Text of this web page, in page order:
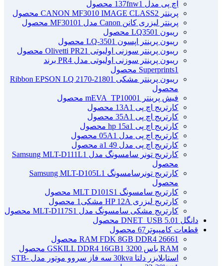
اچ پی مدل 137fnw 1 محصول
پرینتر CANON MF3010 IMAGE CLASS 2 محصول
پرینتر لیزری کانن Canon مدل MF3010
1 محصول
ریبون LQ350 1 محصول
ریبون پرینتر اپسون LQ-350 1 محصول
ریبون پرینتر سوزنی اولیوتی Olivetti PR2 1 محصول
ریبون پرینتر سوزنی اولیوتی مدل PR4 برند
Superprints1 محصول
ریبون پرینتر مشکی Ribbon EPSON LQ 2170-2180 1
محصول
فیش پرینتر mEVA_TP1000
1 محصول
کارتریج اچ پی 13A 1 محصول
کارتریج اچ پی 35A 1 محصول
کارتریج اچ پی hp 15a 1 محصول
کارتریج اچ پی مدل 05A 1 محصول
کارتریج اچ پی مدل 49 a
1 محصول
کارتریج تونر سامسونگ مدل Samsung MLT-D111L 1
محصول
کارتریج تونرسامسونگ Samsung MLT-D105L 1
محصول
کارتریج سامسونگ MLT D101S 1 محصول
کارتریج لیزری HP 12A مشکی
1 محصول
کارتریج مشکی سامسونگ مدل MLT-D117S 1 محصول
دانگل DNET_USB 5.0 1 محصول
قطعات کامپیوتر 67 محصول
RAM FDK 8GB DDR4 26661 محصول
RAM باس 3200 GSKILL DDR4 16GB
1 محصول
استابلایزر دلتا 30kva سه فاز سروو موتور مدل STB-